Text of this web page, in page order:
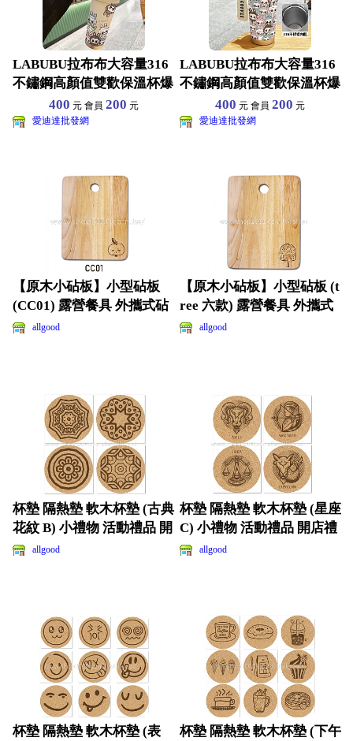
LABUBU拉布布大容量316
不鏽鋼高顏值雙歡保溫杯爆
款吸管車載咖啡杯
400 元 會員 200 元
愛迪達批發網
LABUBU拉布布大容量316
不鏽鋼高顏值雙歡保溫杯爆
款吸管車載咖啡杯
400 元 會員200 元
愛迪達批發網
【原木小砧板】小型砧板
(CC01) 露營餐具 外攜式砧
板 烤肉用品
allgood
【原木小砧板】小型砧板 (t
ree 六款) 露營餐具 外攜式
砧板 烤肉
allgood
杯墊 隔熱墊 軟木杯墊 (古典
花紋 B) 小禮物 活動禮品 開
店禮品
allgood
杯墊 隔熱墊 軟木杯墊 (星座
C) 小禮物 活動禮品 開店禮
品 客製
allgood
杯墊 隔熱墊 軟木杯墊 (表
杯墊 隔熱墊 軟木杯墊 (下午